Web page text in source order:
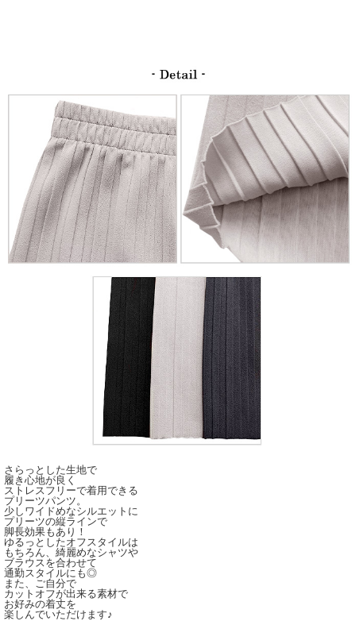
さらっとした生地で
履き心地が良く
ストレスフリーで着用できる
プリーツパンツ。
少しワイドめなシルエットに
プリーツの縦ラインで
脚長効果もあり！
ゆるっとしたオフスタイルは
もちろん、綺麗めなシャツや
ブラウスを合わせて
通勤スタイルにも◎
また、ご自分で
カットオフが出来る素材で
お好みの着丈を
楽しんでいただけます♪